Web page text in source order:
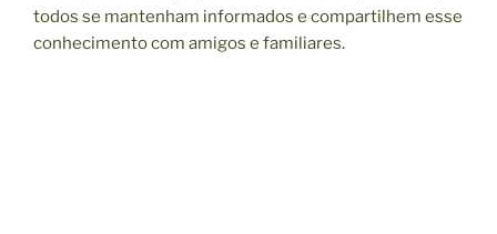
todos se mantenham informados e compartilhem esse
conhecimento com amigos e familiares.